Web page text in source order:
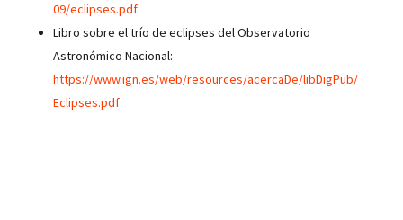
09/eclipses.pdf
Libro sobre el trío de eclipses del Observatorio
Astronómico Nacional:
https://www.ign.es/web/resources/acercaDe/libDigPub/
Eclipses.pdf